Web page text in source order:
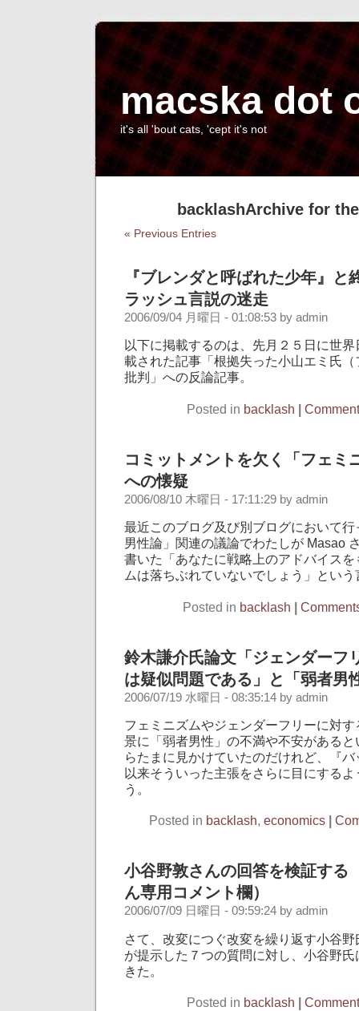
macska dot
it's all 'bout cats, 'cept it's not
backlashArchive for
« Previous Entries
『ブレンダと呼ばれた少年』と
ラッシュ言説の迷走
2006/09/04 月曜日 - 01:08:53 by admin
以下に掲載するのは、先月２５日に世
載された記事「根拠失った小山エミ氏
批判」への反論記事。
Posted in backlash |
コミットメントを欠く「フェミ
への懐疑
2006/08/10 木曜日 - 17:11:29 by admin
最近このブログ及び別ブログにおいて
男性論」関連の議論でわたしが Masao
書いた「あなたに戦略上のアドバイス
ムは落ちぶれていないでしょう」とい
Posted in backlash |
鈴木謙介氏論文「ジェンダーフ
は疑似問題である」と「弱者男
2006/07/19 水曜日 - 08:35:14 by admin
フェミニズムやジェンダーフリーに対
景に「弱者男性」の不満や不安がある
らたまに見かけていたのだけれど、『
以来そういった主張をさらに目にする
う。
Posted in backlash, economics
小谷野敦さんの回答を検証する
ん専用コメント欄）
2006/07/09 日曜日 - 09:59:24 by admin
さて、改変につぐ改変を繰り返す小谷
が提示した７つの質問に対し、小谷野
きた。
Posted in backlash |